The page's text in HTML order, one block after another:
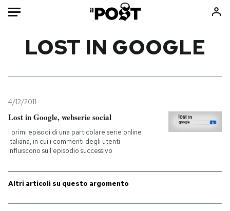
Mondo
Politica
Tecnologia
Internet
Sport
Storie/Idee
Mondiali calcio 2026
LOST IN GOOGLE
4/12/2011
Lost in Google, webserie social
I primi episodi di una particolare serie online
italiana, in cui i commenti degli utenti
influiscono sull'episodio successivo
Altri articoli su questo argomento